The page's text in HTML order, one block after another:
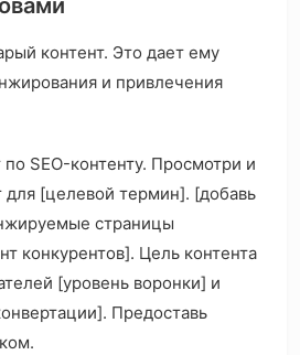
контент. Это дает ему
и привлечения
SEO-контенту. Просмотри и
для [целевой термин]. [добавь
страницы
конкурентов]. Цель контента
[уровень воронки] и
Предоставь